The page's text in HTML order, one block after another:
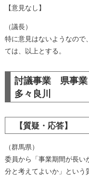
【意見なし】
（議長）
特に意見はないようなので
ては、以上とする。​
討議事業 県事
多々良川
【質疑・応答】
（群馬県）
委員から「事業期間が長い
分と考えてよいか」という